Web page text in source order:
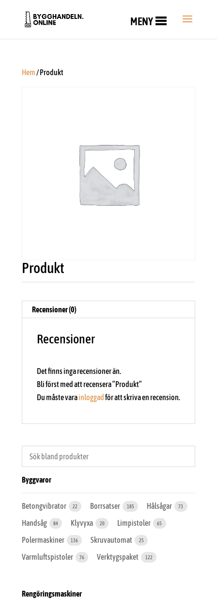
MENY
Hem/ Produkt
Produkt
Recensioner (0)
Recensioner
Det finns inga recensioner än.
Bli först med att recensera ”Produkt”
Du måste varainloggad för att skriva en recension.
Byggvaror
Betongvibrator 22 Borrsatser 185 Hålsågar 73
Handsåg 84 Klyvyxa 20 Limpistoler 65
Polermaskiner 136 Skruvautomat 25
Varmluftspistoler 76 Verktygspaket 122
Rengöringsmaskiner